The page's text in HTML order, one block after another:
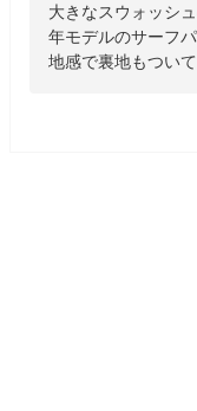
大きなスウォッシ
年モデルのサーフ
地感で裏地もつい